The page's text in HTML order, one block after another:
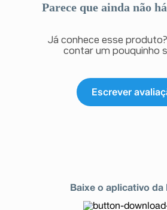
Parece que ainda não
Já conhece esse
contar um pouquinho
Escrever
Baixe o aplicativo da